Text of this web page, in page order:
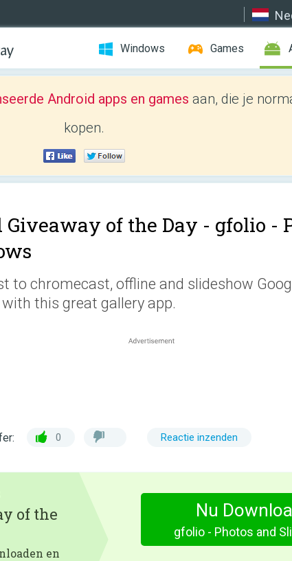
Windows Games
Android apps en games aan, die je
kopen.
of the Day - gfolio -
to chromecast, offline and slideshow
this great gallery app.
0 Reactie inzenden
of the
en
Nu
gfolio - Photos and